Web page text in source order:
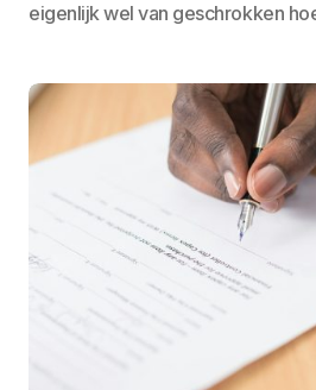
eigenlijk wel van geschrokken